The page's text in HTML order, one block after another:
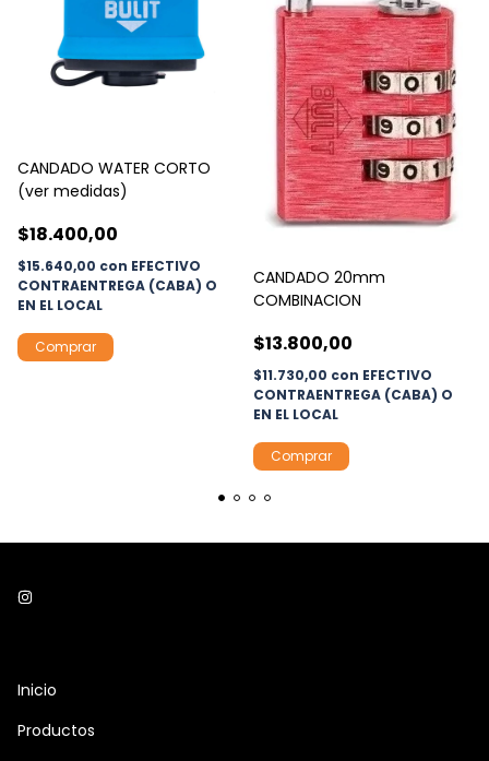
CANDADO WATER CORTO
(ver medidas)
$18.400,00
$15.640,00 con EFECTIVO
CONTRAENTREGA (CABA) O
EN EL LOCAL
Comprar
CANDADO 20mm
COMBINACION
$13.800,00
$11.730,00 con EFECTIVO
CONTRAENTREGA (CABA) O
EN EL LOCAL
Inicio
Productos